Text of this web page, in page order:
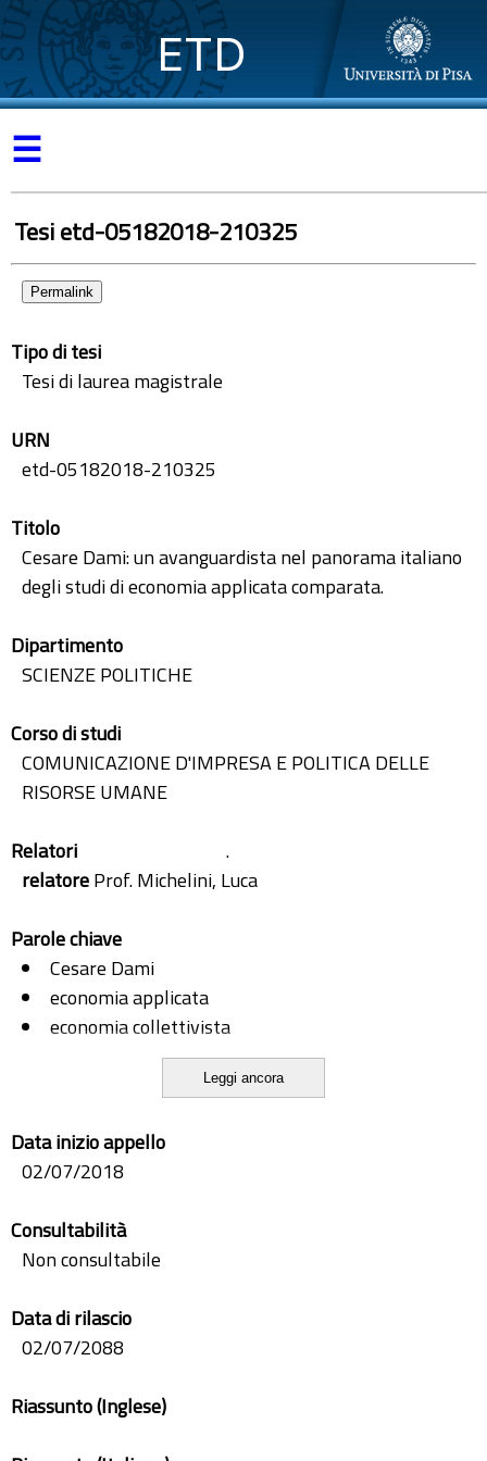
ETD
☰
Tesi etd-05182018-210325
Permalink
Tipo di tesi
Tesi di laurea magistrale
URN
etd-05182018-210325
Titolo
Cesare Dami: un avanguardista nel panorama italiano
degli studi di economia applicata comparata.
Dipartimento
SCIENZE POLITICHE
Corso di studi
COMUNICAZIONE D'IMPRESA E POLITICA DELLE
RISORSE UMANE
Relatori
.
relatoreProf. Michelini, Luca
Parole chiave
Cesare Dami
economia applicata
economia collettivista
economia comparata
Leggi ancora
Data inizio appello
02/07/2018
Consultabilità
Non consultabile
Data di rilascio
02/07/2088
Riassunto (Inglese)